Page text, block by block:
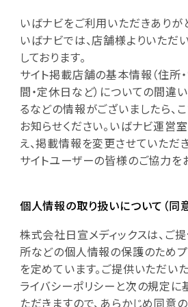
いばナビをご利用いただきありが
いばナビでは、店舗様よりいただ
しております。
サイト掲載店舗の基本情報（住所
間・定休日など）についての間違
るなどの情報がございましたら、
お知らせください。いばナビ運営
え、掲載情報を変更させていただき
サイトユーザーの皆様のご協力を
個人情報の取り扱いについて（同
株式会社日宣メディックスは、ご
所などの個人情報の保護のため
を定めています。ご提供いただい
ライバシーポリシーと次の規定に
ただきますので、あらかじめ同意